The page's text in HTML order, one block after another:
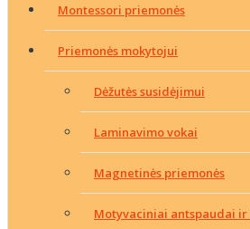
Montessori priemonės
Priemonės mokytojui
Dėžutės susidėjimui
Laminavimo vokai
Magnetinės priemonės
Motyvaciniai antspaudai